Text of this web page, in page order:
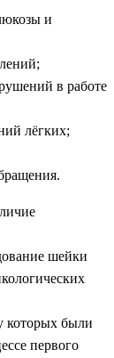
и
в работе
лёгких;
шейки
которых были
первого